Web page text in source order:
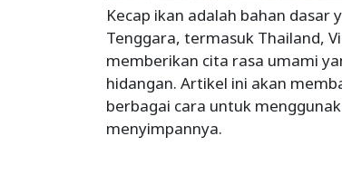
Kecap ikan adalah bahan dasar
Tenggara, termasuk Thailand,
memberikan cita rasa umami
hidangan. Artikel ini akan
berbagai cara untuk
menyimpannya.